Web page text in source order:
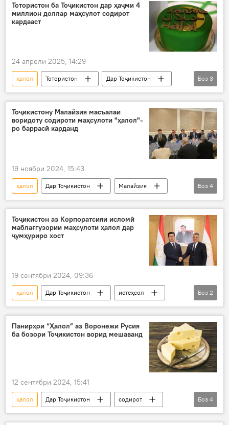
Тотористон ба Тоҷикистон дар ҳаҷми 4
миллион доллар маҳсулот содирот
кардааст
24 апрели 2025, 14:29
ҳалол Тотористон
Дар Тоҷикистон
содирот
маҳсулот тиҷорат
Боз 3
Тоҷикистону Малайзия масъалаи
воридоту содироти маҳсулоти "ҳалол"-
ро баррасӣ карданд
19 ноябри 2024, 15:43
ҳалол Дар Тоҷикистон
Малайзия
ҳамкорӣ
воридот
содирот
Боз 4
Тоҷикистон аз Корпоратсияи исломӣ
маблағгузории маҳсулоти ҳалол дар
ҷумҳуриро хост
19 сентябри 2024, 09:36
ҳалол Дар Тоҷикистон
истеҳсол
маблағгузорӣ
Иқтисод
Боз 2
Панирҳои “Ҳалол” аз Воронежи Русия
ба бозори Тоҷикистон ворид мешаванд
12 сентябри 2024, 15:41
ҳалол Дар Тоҷикистон
содирот
панир
коргоҳ
Русия
Боз 4